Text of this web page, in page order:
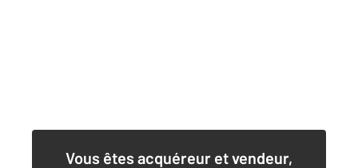
Vous êtes acquéreur et vendeur,